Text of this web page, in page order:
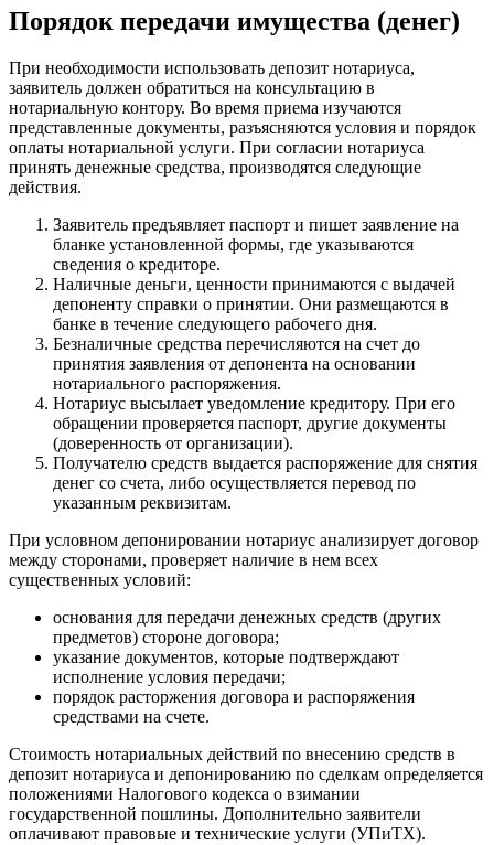
Порядок передачи имущества (денег)
При необходимости использовать депозит нотариуса,
заявитель должен обратиться на консультацию в
нотариальную контору. Во время приема изучаются
представленные документы, разъясняются условия и порядок
оплаты нотариальной услуги. При согласии нотариуса
принять денежные средства, производятся следующие
действия.
Заявитель предъявляет паспорт и пишет заявление на
бланке установленной формы, где указываются
сведения о кредиторе.
Наличные деньги, ценности принимаются с выдачей
депоненту справки о принятии. Они размещаются в
банке в течение следующего рабочего дня.
Безналичные средства перечисляются на счет до
принятия заявления от депонента на основании
нотариального распоряжения.
Нотариус высылает уведомление кредитору. При его
обращении проверяется паспорт, другие документы
(доверенность от организации).
Получателю средств выдается распоряжение для снятия
денег со счета, либо осуществляется перевод по
указанным реквизитам.
При условном депонировании нотариус анализирует договор
между сторонами, проверяет наличие в нем всех
существенных условий:
основания для передачи денежных средств (других
предметов) стороне договора;
указание документов, которые подтверждают
исполнение условия передачи;
порядок расторжения договора и распоряжения
средствами на счете.
Стоимость нотариальных действий по внесению средств в
депозит нотариуса и депонированию по сделкам определяется
положениями Налогового кодекса о взимании
государственной пошлины. Дополнительно заявители
оплачивают правовые и технические услуги (УПиТХ).